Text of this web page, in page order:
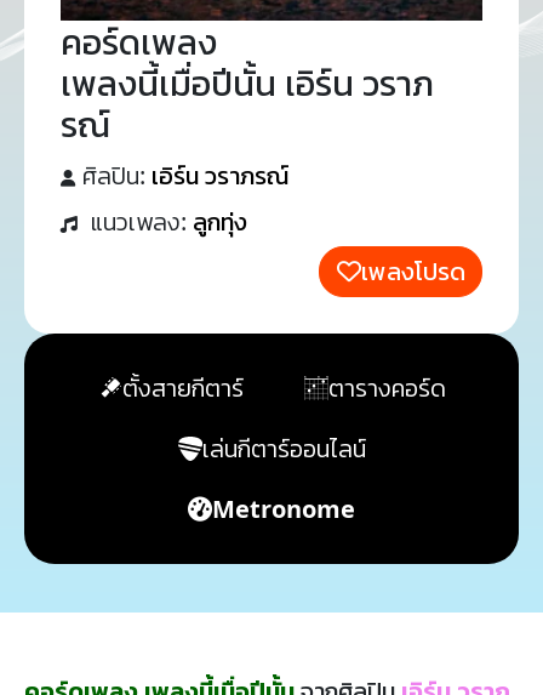
คอร์ดเพลง
เพลงนี้เมื่อปีนั้น เอิร์น วราภ
รณ์
ศิลปิน: เอิร์น วราภรณ์
แนวเพลง: ลูกทุ่ง
เพลงโปรด
ตั้งสายกีตาร์
ตารางคอร์ด
เล่นกีตาร์ออนไลน์
Metronome